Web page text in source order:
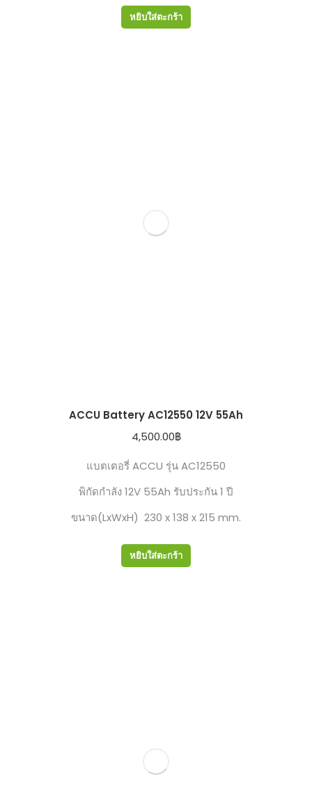
หยิบใส่ตะกร้า
ACCU Battery AC12550 12V 55Ah
4,500.00฿
แบตเตอรี่ ACCU รุ่น AC12550
พิกัดกำลัง 12V 55Ah รับประกัน 1 ปี
ขนาด(LxWxH) 230 x 138 x 215 mm.
หยิบใส่ตะกร้า